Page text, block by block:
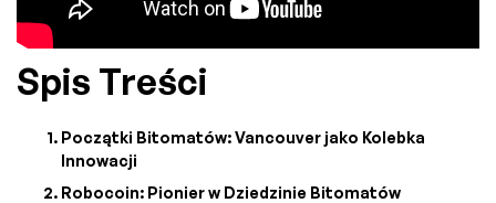
Spis Treści
Początki Bitomatów: Vancouver jako Kolebka
Innowacji
Robocoin: Pionier w Dziedzinie Bitomatów